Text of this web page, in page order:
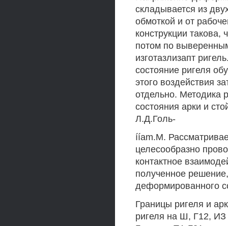
складывается из
обмоткой и от
конструкции такова,
потом по
изготазлизапт
состояние ригеля
этого воздействия
отдельно. Методика
состояния арки и
Л.Д.Голь-
ííam.M.
целесообразно
контактное
полученное
деформированного
Границы ригеля и
ригеля на Ш, Г12, ИЗ